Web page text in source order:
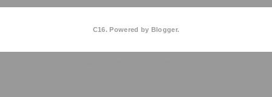
C16. Powered by Blogger.